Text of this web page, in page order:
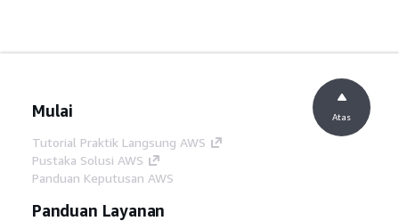
Mulai
Tutorial Praktik Langsung AWS
Pustaka Solusi AWS
Panduan Keputusan AWS
Panduan Layanan
Atas